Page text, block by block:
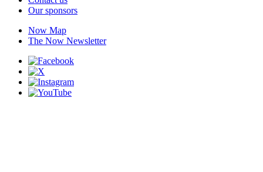
Our sponsors
Now Map
The Now Newsletter